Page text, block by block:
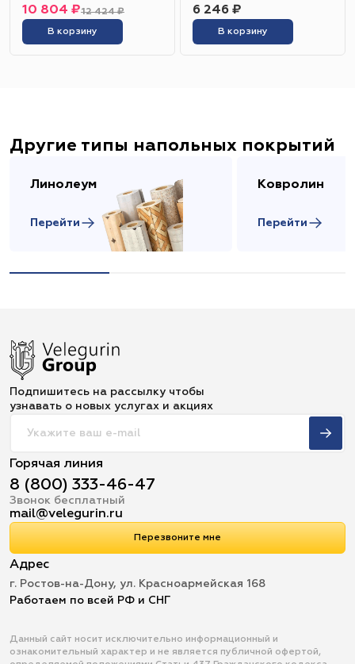
12 424 ₽
10 804 ₽
В корзину
6 246 ₽
В корзину
Другие типы напольных покрытий
Линолеум
Перейти
Ковролин
Перейти
Подпишитесь на рассылку чтобы
узнавать о новых услугах и акциях
Горячая линия
8 (800) 333-46-47
Звонок бесплатный
mail@velegurin.ru
Перезвоните мне
Адрес
г. Ростов-на-Дону, ул. Красноармейская 168
Работаем по всей РФ и СНГ
Данный сайт носит исключительно информационный и
ознакомительный характер и не является публичной офертой,